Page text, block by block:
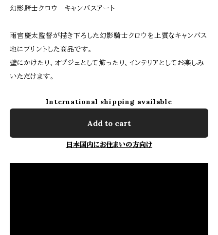
幻影騎士クロウ キャンバスアート
雨宮慶太監督が描き下ろした幻影騎士クロウを上質なキャンバス
地にプリントした商品です。
壁にかけたり、オブジェとして飾ったり、インテリアとしてお楽しみ
いただけます。
International shipping available
Add to cart
日本国内にお住まいの方向け